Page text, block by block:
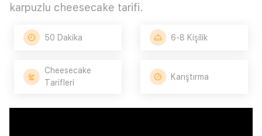
karpuzlu cheesecake tarifi.
50 Dakika 6-8 Kişilik
Cheesecake
Tarifleri
Karıştırma